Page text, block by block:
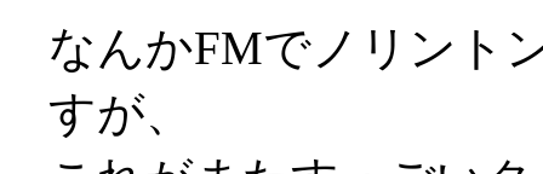
なんかFMでノリント
すが、